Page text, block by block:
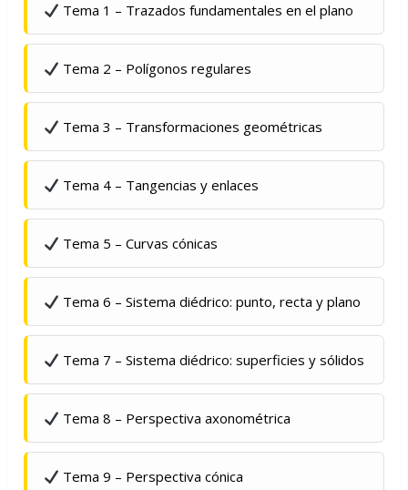
Tema 1 – Trazados fundamentales en el plano
Tema 2 – Polígonos regulares
Tema 3 – Transformaciones geométricas
Tema 4 – Tangencias y enlaces
Tema 5 – Curvas cónicas
Tema 6 – Sistema diédrico: punto, recta y plano
Tema 7 – Sistema diédrico: superficies y sólidos
Tema 8 – Perspectiva axonométrica
Tema 9 – Perspectiva cónica